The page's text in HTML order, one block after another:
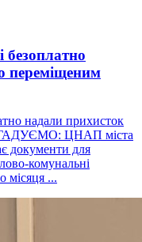
безоплатно
переміщеним
надали прихисток
ЦНАП міста
документи для
комунальні
місяця ...